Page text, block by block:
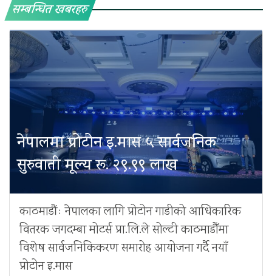
सम्बन्धित खबरहरु
नेपालमा प्रोटोन इ.मास ५ सार्वजनिक
सुरुवाती मूल्य रू. २९.९९ लाख
काठमाडौंः नेपालका लागि प्रोटोन गाडीको आधिकारिक
वितरक जगदम्बा मोटर्स प्रा.लि.ले सोल्टी काठमाडौँमा
विशेष सार्वजनिकिकरण समारोह आयोजना गर्दै नयाँ
प्रोटोन इ.मास